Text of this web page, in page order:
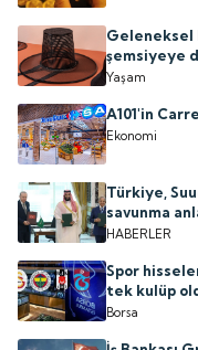
Geleneksel
şemsiyeye
Yaşam
A101'in
Ekonomi
Türkiye,
savunma
HABERLER
Spor
tek kulüp
Borsa